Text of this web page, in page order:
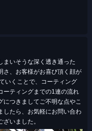
まいそうな深く透き通った
さ、お客様がお喜び頂く顔が
いくことで、コーティング
ーティングまでの1連の流れ
につきましてご不明な点やこ
したら、お気軽にお問い合わ
いました。